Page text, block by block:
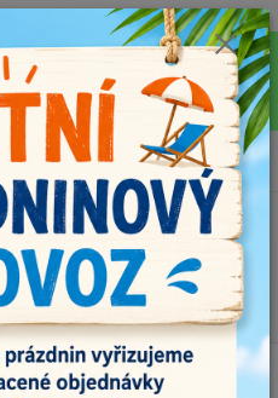
využijte během letních prázdnin náš
ZMĚNA !!! V PONDĚLÍ 10.8.
ODESÍLAT BUDEME V ÚTERÝ
ZA POCHOPENÍ!
Menu
Hledat
0ks
za0,00 Kč